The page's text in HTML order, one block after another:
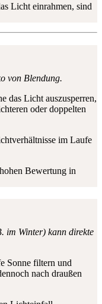
Licht einrahmen, sind
von Blendung.
das Licht auszusperren,
oder doppelten
im Laufe
Bewertung in
im Winter) kann direkte
Sonne filtern und
nach draußen